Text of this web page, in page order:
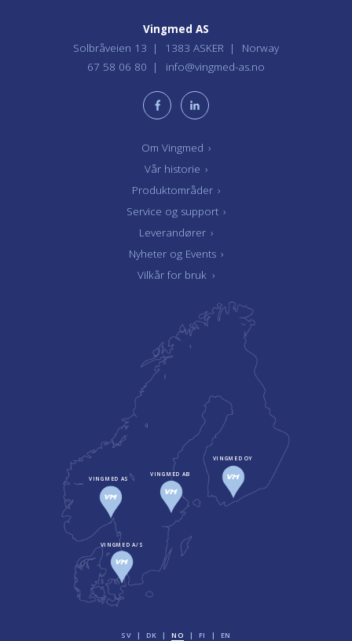
Om Vingmed ›
Vår historie ›
Produktområder ›
Service og support ›
Leverandører ›
Nyheter og Events ›
Vilkår for bruk ›
Vingmed AS
Solbråveien 13
1383 ASKER
Norway
67 58 06 80
info@vingmed-as.no
VINGMED A/S
VINGMED AS
VINGMED AB
VINGMED OY
SV DK NO FI EN